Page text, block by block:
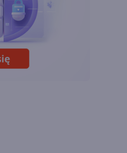
Chin
Miliardy z AI i
chmury. Microsoft
ogłasza znakomite
wyniki i